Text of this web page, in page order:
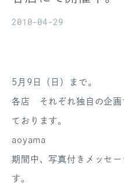
2010-04-29
5月9日（日）まで。
各店 それぞれ独自の企画
ております。
aoyama
期間中、写真付きメッセ
す。